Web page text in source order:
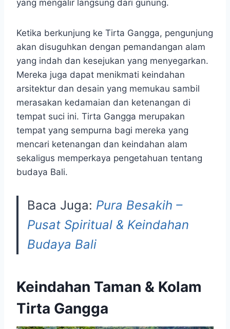
yang mengalir langsung dari gunung.
Ketika berkunjung ke Tirta Gangga, pengunjung
akan disuguhkan dengan pemandangan alam
yang indah dan kesejukan yang menyegarkan.
Mereka juga dapat menikmati keindahan
arsitektur dan desain yang memukau sambil
merasakan kedamaian dan ketenangan di
tempat suci ini. Tirta Gangga merupakan
tempat yang sempurna bagi mereka yang
mencari ketenangan dan keindahan alam
sekaligus memperkaya pengetahuan tentang
budaya Bali.
Baca Juga: Pura Besakih –
Pusat Spiritual & Keindahan
Budaya Bali
Keindahan Taman & Kolam
Tirta Gangga